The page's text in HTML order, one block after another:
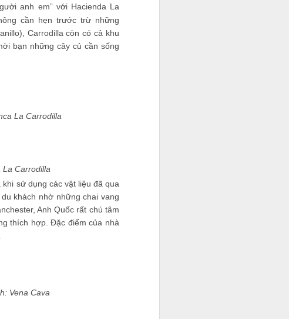
anh em” với Hacienda La
cần hẹn trước trừ những
Carrodilla còn có cả khu
bạn những cây củ cần sống
La Carrodilla
Carrodilla
khi sử dụng các vật liệu đã qua
khách nhờ những chai vang
Anh Quốc rất chú tâm
thích hợp. Đặc điểm của nhà
Vena Cava
bạn chỉ chăm
những công việc
USD. Cho
mình còn là